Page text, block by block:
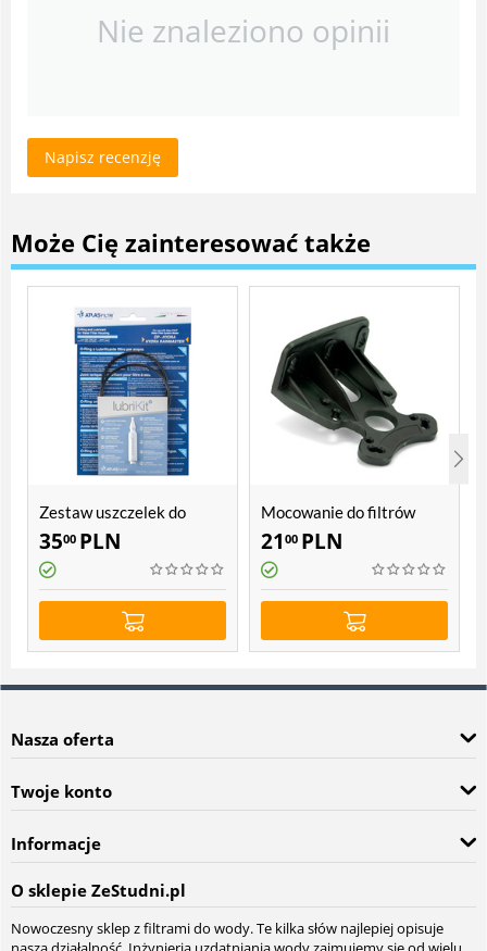
Nie znaleziono opinii
Napisz recenzję
Może Cię zainteresować także
Zestaw uszczelek do
filtrów Atlas Filtri Hydra
3500 PLN
Mocowanie do filtrów
Atlas Filtri SX, BX, Sanic,
Hydra
21 00 PLN
Nasza oferta
Twoje konto
Informacje
O sklepie ZeStudni.pl
Nowoczesny sklep z filtrami do wody. Te kilka słów najlepiej opisuje